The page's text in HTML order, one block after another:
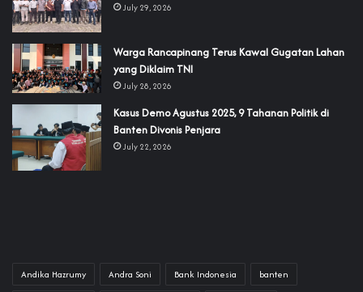
July 29, 2026
‎Warga Rancapinang Terus Kawal Gugatan Lahan
yang Diklaim TNI‎‎
July 28, 2026
‎Kasus Demo Agustus 2025, 9 Tahanan Politik di
Banten Divonis Penjara
July 22, 2026
Andika Hazrumy Andra Soni Bank Indonesia banten